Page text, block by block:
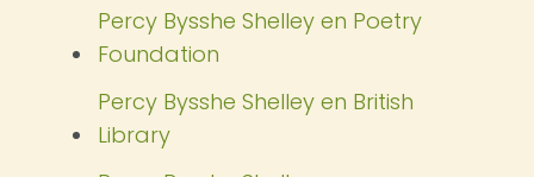
Percy Bysshe Shelley en Poetry
Foundation
Percy Bysshe Shelley en British
Library